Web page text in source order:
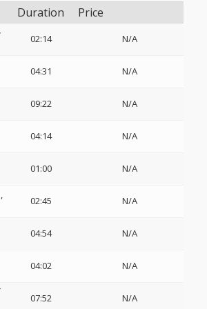
Duration Price
02:14 N/A
04:31 N/A
09:22 N/A
04:14 N/A
01:00 N/A
02:45 N/A
04:54 N/A
04:02 N/A
07:52 N/A